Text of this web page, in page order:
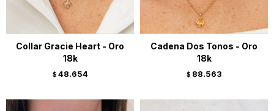
Collar Gracie Heart - Oro
18k
$ 48.654
Cadena Dos Tonos - Oro
18k
$ 88.563